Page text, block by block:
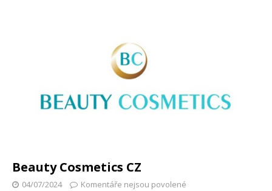
Beauty Cosmetics CZ
04/07/2024 Komentáře nejsou povolené